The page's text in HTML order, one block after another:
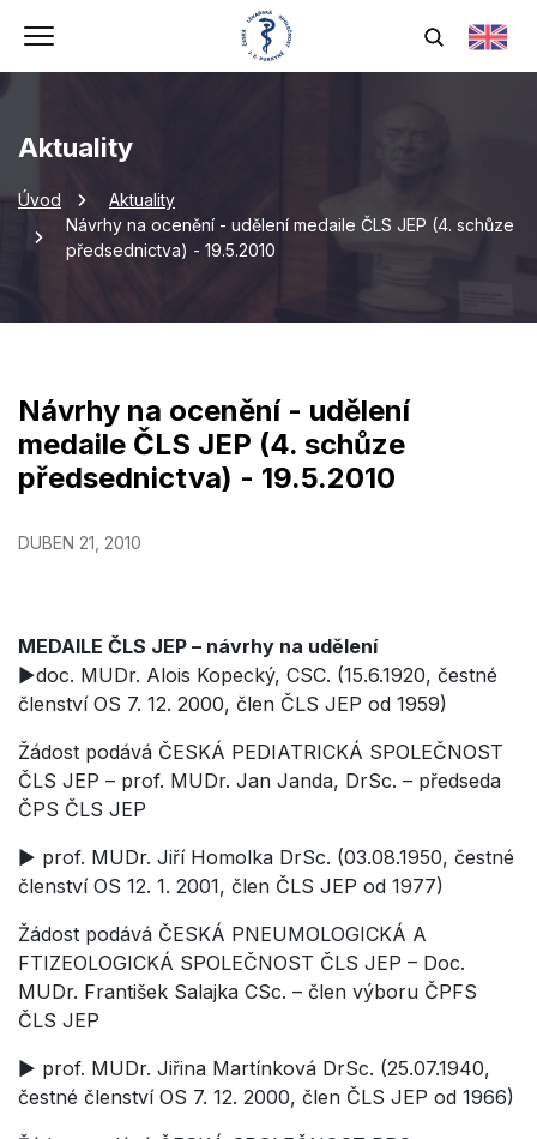
Aktuality
Úvod
Aktuality
Návrhy na ocenění - udělení medaile ČLS JEP (4. schůze
předsednictva) - 19.5.2010
Návrhy na ocenění - udělení
medaile ČLS JEP (4. schůze
předsednictva) - 19.5.2010
DUBEN 21, 2010
MEDAILE ČLS JEP – návrhy na udělení
►doc. MUDr. Alois Kopecký, CSC. (15.6.1920, čestné
členství OS 7. 12. 2000, člen ČLS JEP od 1959)
Žádost podává ČESKÁ PEDIATRICKÁ SPOLEČNOST
ČLS JEP – prof. MUDr. Jan Janda, DrSc. – předseda
ČPS ČLS JEP
► prof. MUDr. Jiří Homolka DrSc. (03.08.1950, čestné
členství OS 12. 1. 2001, člen ČLS JEP od 1977)
Žádost podává ČESKÁ PNEUMOLOGICKÁ A
FTIZEOLOGICKÁ SPOLEČNOST ČLS JEP – Doc.
MUDr. František Salajka CSc. – člen výboru ČPFS
ČLS JEP
► prof. MUDr. Jiřina Martínková DrSc. (25.07.1940,
čestné členství OS 7. 12. 2000, člen ČLS JEP od 1966)